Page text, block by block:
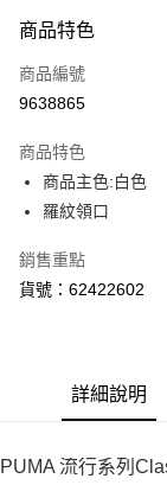
信用卡一次付款
LINE Pay
街口支付
悠遊付
Google Pay
付款後全家取貨
付款後7-11取貨
商品特色
商品編號
9638865
商品特色
商品主色:白色
羅紋領口
銷售重點
貨號：62422602
詳細說明
PUMA 流行系列